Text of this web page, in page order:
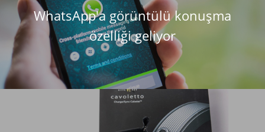
WhatsApp'a görüntülü konuşma
özelliği geliyor